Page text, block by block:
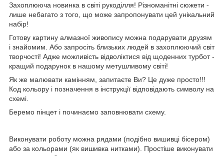
Захоплююча новинка в світі рукоділля! Різноманітні сюжети -
лише небагато з того, що може запропонувати цей унікальний
набір!
Готову картину алмазної живопису можна подарувати друзям
і знайомим. Або запросіть близьких людей в захоплюючий світ
творчості! Адже можливість відволіктися від щоденних турбот -
кращий подарунок в нашому метушливому світі!
Як же малювати камінням, запитаєте Ви? Це дуже просто!!!
Код кольору і позначення в інструкції відповідають символу на
схемі.
Беремо пінцет і починаємо заповнювати схему.
Виконувати роботу можна рядами (подібно вишивці бісером)
або за кольорами (як вишивка нитками). Простіше виконувати